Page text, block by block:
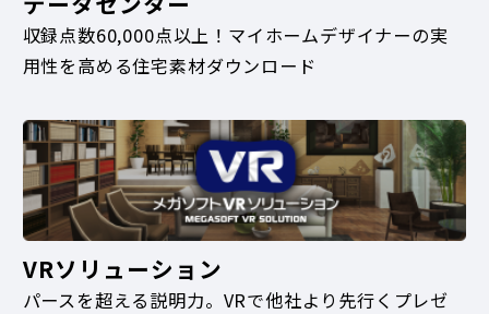
収録点数60,000点以上！マイホームデザイナーの実
用性を高める住宅素材ダウンロード
VRソリューション
パースを超える説明力。VRで他社より先行くプレゼ